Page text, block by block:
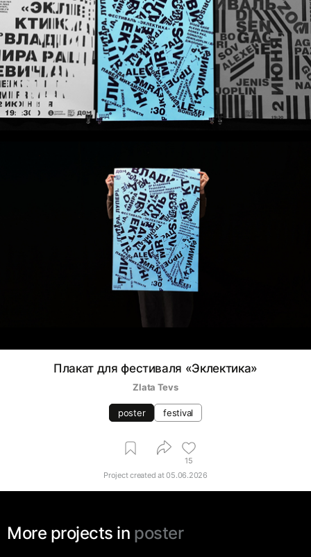
Плакат для фестиваля «Эклектика»
Zlata Tevs
poster festival
15
Project created at05.06.2026
More projects in poster